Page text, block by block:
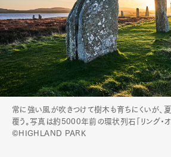
常に強い風が吹きつけて樹木も育ちにくいが、
覆う。写真は約5000年前の環状列石「リング・オ
©HIGHLAND PARK